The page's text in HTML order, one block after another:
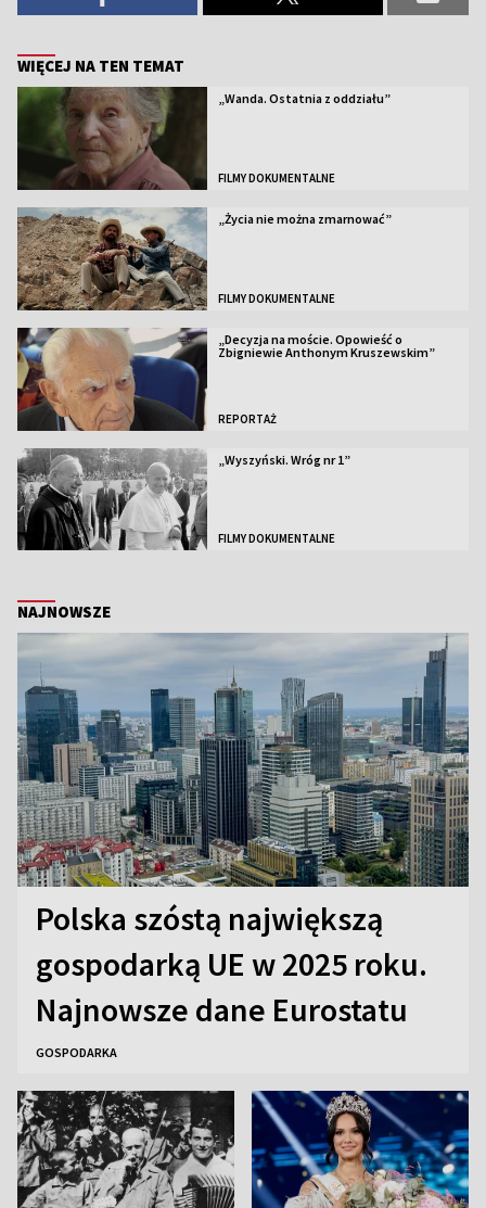
WIĘCEJ NA TEN TEMAT
„Wanda. Ostatnia z oddziału”
FILMY DOKUMENTALNE
„Życia nie można zmarnować”
FILMY DOKUMENTALNE
„Decyzja na moście. Opowieść o
Zbigniewie Anthonym Kruszewskim”
REPORTAŻ
„Wyszyński. Wróg nr 1”
FILMY DOKUMENTALNE
NAJNOWSZE
Polska szóstą największą
gospodarką UE w 2025 roku.
Najnowsze dane Eurostatu
GOSPODARKA